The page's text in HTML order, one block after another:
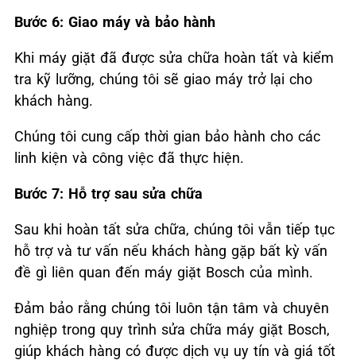
Bước 6: Giao máy và bảo hành
Khi máy giặt đã được sửa chữa hoàn tất và kiểm
tra kỹ lưỡng, chúng tôi sẽ giao máy trở lại cho
khách hàng.
Chúng tôi cung cấp thời gian bảo hành cho các
linh kiện và công việc đã thực hiện.
Bước 7: Hỗ trợ sau sửa chữa
Sau khi hoàn tất sửa chữa, chúng tôi vẫn tiếp tục
hỗ trợ và tư vấn nếu khách hàng gặp bất kỳ vấn
đề gì liên quan đến máy giặt Bosch của mình.
Đảm bảo rằng chúng tôi luôn tận tâm và chuyên
nghiệp trong quy trình sửa chữa máy giặt Bosch,
giúp khách hàng có được dịch vụ uy tín và giá tốt